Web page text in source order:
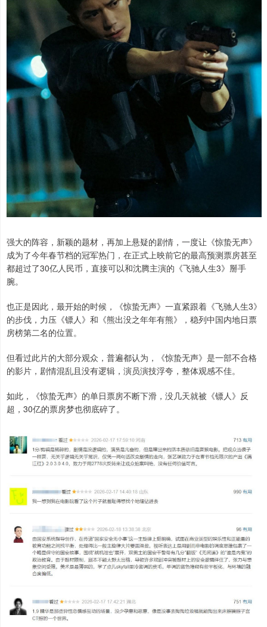
强大的阵容，新颖的题材，再加上悬疑的剧情，一度让《惊蛰无声》
成为了今年春节档的冠军热门，在正式上映前它的最高预测票房甚至
都超过了30亿人民币，直接可以和沈腾主演的《飞驰人生3》掰手
腕。
也正是因此，最开始的时候，《惊蛰无声》一直紧跟着《飞驰人生3》
的步伐，力压《镖人》和《熊出没之年年有熊》，稳列中国内地日票
房榜第二名的位置。
但看过此片的大部分观众，普遍都认为，《惊蛰无声》是一部不合格
的影片，剧情混乱且没有逻辑，演员演技浮夸，整体观感不佳。
如此，《惊蛰无声》的单日票房不断下滑，没几天就被《镖人》反
超，30亿的票房梦也彻底碎了。